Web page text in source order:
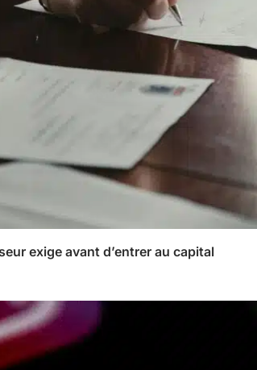
exige avant d’entrer au capital